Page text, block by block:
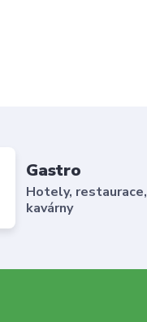
Gastro
Hotely, restaurace,
kavárny